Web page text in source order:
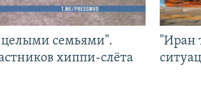
семьями".
хиппи-слёта
"Иран